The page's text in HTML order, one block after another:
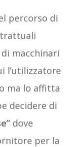
percorso di
di macchinari
l’utilizzatore
ma lo affitta
decidere di
dove
per la